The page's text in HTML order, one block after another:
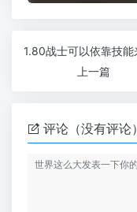
上一篇
评论（没有评论）